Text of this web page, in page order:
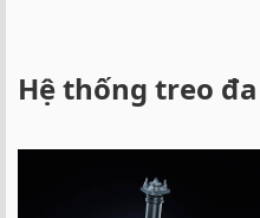
Hệ thống treo